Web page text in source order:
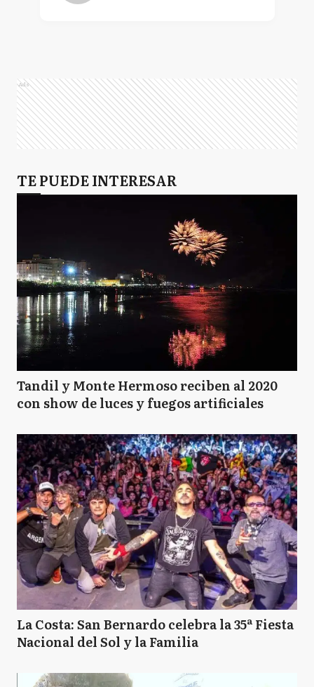
Ads
TE PUEDE INTERESAR
Tandil y Monte Hermoso reciben al 2020
con show de luces y fuegos artificiales
La Costa: San Bernardo celebra la 35ª Fiesta
Nacional del Sol y la Familia